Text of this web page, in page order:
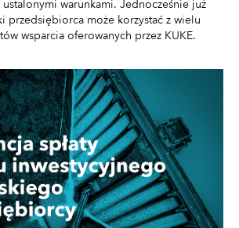
warunkami. Jednocześnie już
przedsiębiorca może korzystać z wielu
wsparcia oferowanych przez KUKE.